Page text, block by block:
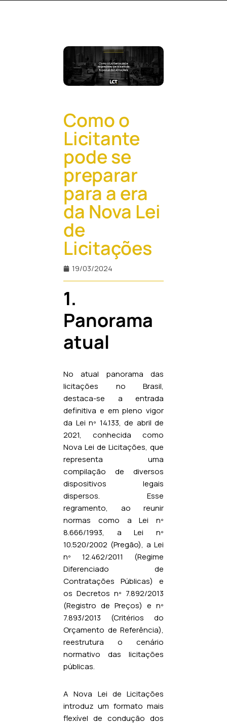
Como o
Licitante
pode se
preparar
para a era
da Nova Lei
de
Licitações
19/03/2024
1.
Panorama
atual
No atual panorama das
licitações no Brasil,
destaca-se a entrada
definitiva e em pleno vigor
da Lei nº 14.133, de abril de
2021, conhecida como
Nova Lei de Licitações, que
representa uma
compilação de diversos
dispositivos legais
dispersos. Esse
regramento, ao reunir
normas como a Lei nº
8.666/1993, a Lei nº
10.520/2002 (Pregão), a Lei
nº 12.462/2011 (Regime
Diferenciado de
Contratações Públicas) e
os Decretos nº 7.892/2013
(Registro de Preços) e nº
7.893/2013 (Critérios do
Orçamento de Referência),
reestrutura o cenário
normativo das licitações
públicas.
A Nova Lei de Licitações
introduz um formato mais
flexível de condução dos